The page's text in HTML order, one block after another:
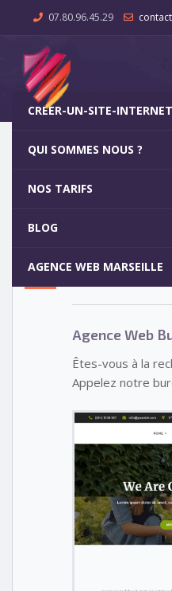
07.80.96.45.29
CREER-UN-SITE-
QUI SOMMES NOUS ?
NOS TARIFS
BLOG
AGENCE WEB MARSEILLE
Agence Web
5
Votre site internet
Agence Web
Êtes-vous à la
Appelez notre